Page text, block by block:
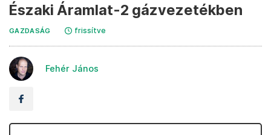
Északi Áramlat-2 gázvezetékben
GAZDASÁG frissítve
Fehér János